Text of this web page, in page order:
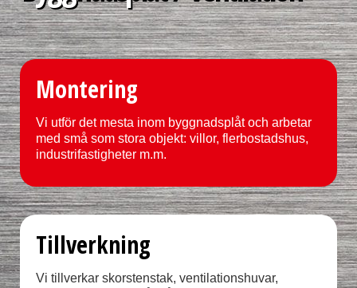
Montering
Vi utför det mesta inom byggnadsplåt och arbetar
med små som stora objekt: villor, flerbostadshus,
industrifastigheter m.m.
Tillverkning
Vi tillverkar skorstenstak, ventilationshuvar,